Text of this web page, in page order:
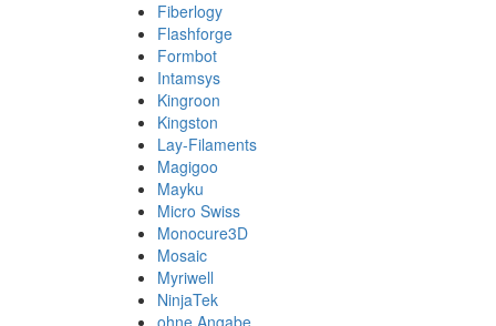
Fiberlogy
Flashforge
Formbot
Intamsys
Kingroon
Kingston
Lay-Filaments
Magigoo
Mayku
Micro Swiss
Monocure3D
Mosaic
Myriwell
NinjaTek
ohne Angabe